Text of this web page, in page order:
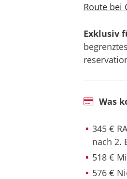
Route bei
Exklusiv
Was
345 €
nach 2.
518 €
576 €